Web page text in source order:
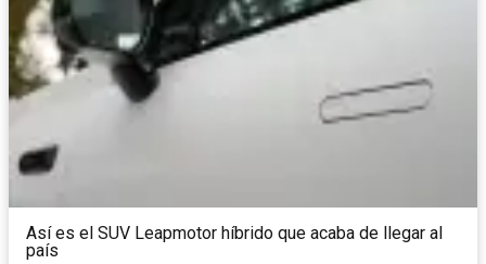
Así es el SUV Leapmotor híbrido que acaba de llegar al
país